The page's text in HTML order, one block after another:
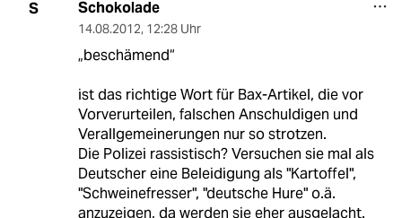
S Schokolade
14.08.2012, 12:28 Uhr
„beschämend“
ist das richtige Wort für Bax-Artikel, die vor
Vorverurteilen, falschen Anschuldigen und
Verallgemeinerungen nur so strotzen.
Die Polizei rassistisch? Versuchen sie mal als
Deutscher eine Beleidigung als "Kartoffel",
"Schweinefresser", "deutsche Hure" o.ä.
anzuzeigen, da werden sie eher ausgelacht.